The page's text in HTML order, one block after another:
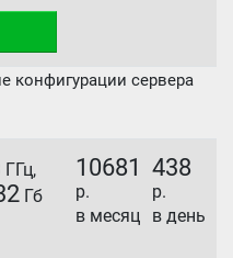
конфигурации сервера
ГГц,
Гб
10681
р.
в месяц
438
р.
в день